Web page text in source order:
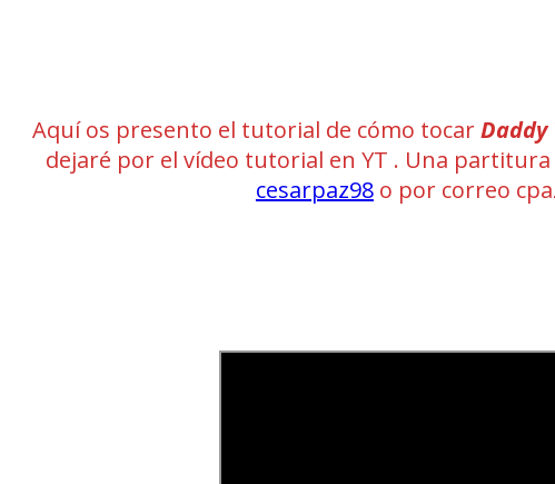
Aquí os presento el tutorial de cómo tocarDaddy
dejaré por el vídeo tutorial en YT . Una
cesarpaz98o por correo